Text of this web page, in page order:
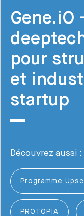
Gene.iO
pour
et
startup
Découvrez aussi :
Programme
PROTOPIA